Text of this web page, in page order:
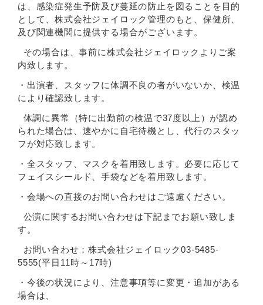
は、感染症発生予防及び蔓延の防止を図ることを目的
として、株式会社ジェイロック管理のもと、保健所、
及び関連機関に提供する場合がございます。
その場合は、事前に株式会社ジェイロックよりご案
内致します。
・出演者、スタッフに体調不良の者がいないか、検温
により確認致します。
体調に異常（特に出勤前の検温で37度以上）が認め
られた場合は、速やかに自宅待機とし、代行のスタッ
フが対応致します。
・全スタッフ、マスクを着用致します。必要に応じて
フェイスシールド、手袋などを着用致します。
・会場への直接のお問い合わせはご遠慮ください。
公演に関するお問い合わせは下記までお願い致しま
す。
お問い合わせ：株式会社ジェイロック03-5485-
5555(平日11時～17時)
・今後の状況により、注意事項等に変更・追加がある
場合は、